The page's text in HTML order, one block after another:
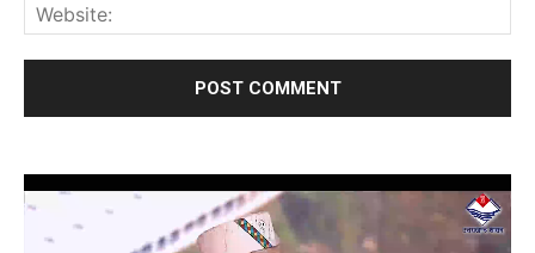
Video
Player